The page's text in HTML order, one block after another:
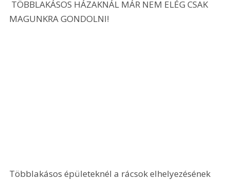
MAGUNKRA GONDOLNI!
Többlakásos épületeknél a rácsok elhelyezésének